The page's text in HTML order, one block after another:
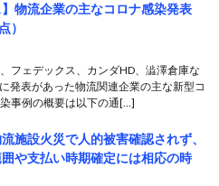
】物流企業の主なコロナ感染発表
）
フェデックス、カンダHD、澁澤倉庫な
発表があった物流関連企業の主な新型コ
事例の概要は以下の通[…]
施設火災で人的被害確認されず、
囲や支払い時期確定には相応の時